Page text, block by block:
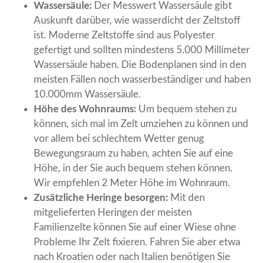
Wassersäule: Der Messwert Wassersäule gibt
Auskunft darüber, wie wasserdicht der Zeltstoff
ist. Moderne Zeltstoffe sind aus Polyester
gefertigt und sollten mindestens 5.000 Millimeter
Wassersäule haben. Die Bodenplanen sind in den
meisten Fällen noch wasserbeständiger und haben
10.000mm Wassersäule.
Höhe des Wohnraums: Um bequem stehen zu
können, sich mal im Zelt umziehen zu können und
vor allem bei schlechtem Wetter genug
Bewegungsraum zu haben, achten Sie auf eine
Höhe, in der Sie auch bequem stehen können.
Wir empfehlen 2 Meter Höhe im Wohnraum.
Zusätzliche Heringe besorgen: Mit den
mitgelieferten Heringen der meisten
Familienzelte können Sie auf einer Wiese ohne
Probleme Ihr Zelt fixieren. Fahren Sie aber etwa
nach Kroatien oder nach Italien benötigen Sie